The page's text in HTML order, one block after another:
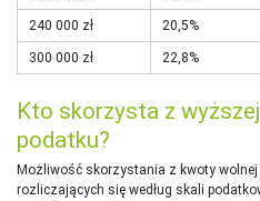
240 000 zł 20,5%
300 000 zł 22,8%
Kto skorzysta z
podatku?
Możliwość skorzystania z kwoty
rozliczających się według skali